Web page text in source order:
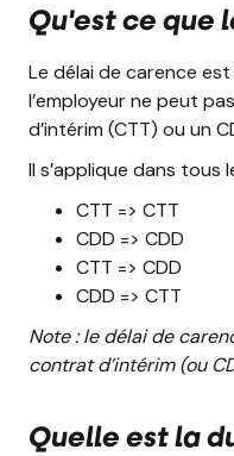
Qu'est ce que
Le délai de carence
l’employeur ne peut
d’intérim (CTT) ou un
Il s’applique dans tous
CTT => CTT
CDD => CDD
CTT => CDD
CDD => CTT
Note : le délai de
contrat d’intérim (ou
Quelle est la